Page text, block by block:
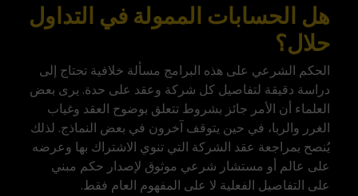
هل الحسابات الممولة في التداول
حلال؟
الحكم الشرعي على هذه البرامج مسألة خلافية تحتاج إلى
دراسة دقيقة لتفاصيل كل شركة وعقد على حدة. يرى بعض
العلماء أن الأمر جائز بشروط تتعلق بوضوح العقد وغياب
الغرر والربا، في حين يتوقف آخرون في بعض النماذج. لذلك
يُنصح بمراجعة عقد الشركة التي تنوي الاشتراك بها وعرضه
على عالم أو مستشار شرعي موثوق لإصدار حكم مبني
على التفاصيل الفعلية لا على المفهوم العام فقط.